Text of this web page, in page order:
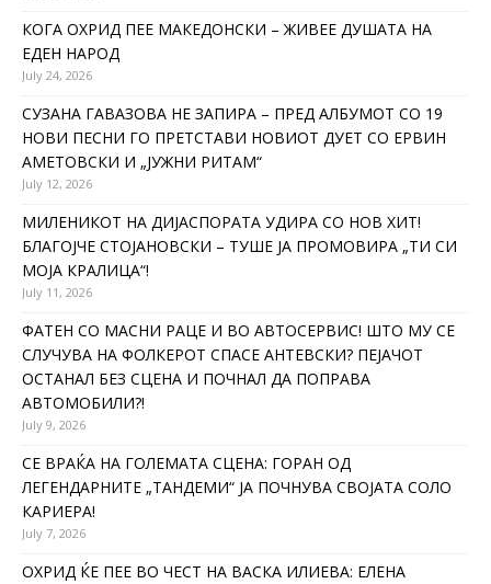
КОГА ОХРИД ПЕЕ МАКЕДОНСКИ – ЖИВЕЕ ДУШАТА НА
ЕДЕН НАРОД
July 24, 2026
СУЗАНА ГАВАЗОВА НЕ ЗАПИРА – ПРЕД АЛБУМОТ СО 19
НОВИ ПЕСНИ ГО ПРЕТСТАВИ НОВИОТ ДУЕТ СО ЕРВИН
АМЕТОВСКИ И „ЈУЖНИ РИТАМ“
July 12, 2026
МИЛЕНИКОТ НА ДИЈАСПОРАТА УДИРА СО НОВ ХИТ!
БЛАГОЈЧЕ СТОЈАНОВСКИ – ТУШЕ ЈА ПРОМОВИРА „ТИ СИ
МОЈА КРАЛИЦА“!
July 11, 2026
ФАТЕН СО МАСНИ РАЦЕ И ВО АВТОСЕРВИС! ШТО МУ СЕ
СЛУЧУВА НА ФОЛКЕРОТ СПАСЕ АНТЕВСКИ? ПЕЈАЧОТ
ОСТАНАЛ БЕЗ СЦЕНА И ПОЧНАЛ ДА ПОПРАВА
АВТОМОБИЛИ?!
July 9, 2026
СЕ ВРАЌА НА ГОЛЕМАТА СЦЕНА: ГОРАН ОД
ЛЕГЕНДАРНИТЕ „ТАНДЕМИ“ ЈА ПОЧНУВА СВОЈАТА СОЛО
КАРИЕРА!
July 7, 2026
ОХРИД ЌЕ ПЕЕ ВО ЧЕСТ НА ВАСКА ИЛИЕВА: ЕЛЕНА